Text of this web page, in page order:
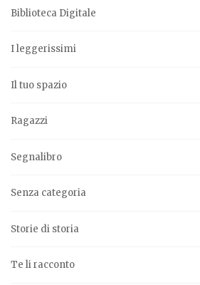
Biblioteca Digitale
I leggerissimi
Il tuo spazio
Ragazzi
Segnalibro
Senza categoria
Storie di storia
Te li racconto